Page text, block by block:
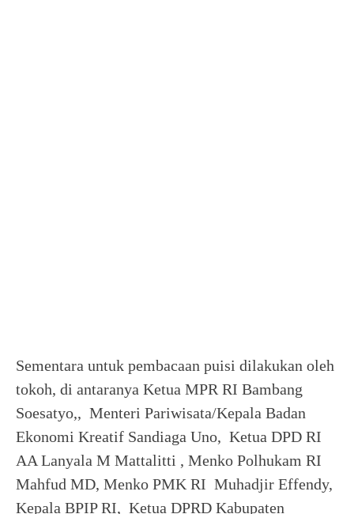
Sementara untuk pembacaan puisi dilakukan oleh
tokoh, di antaranya Ketua MPR RI Bambang
Soesatyo,, Menteri Pariwisata/Kepala Badan
Ekonomi Kreatif Sandiaga Uno, Ketua DPD RI
AA Lanyala M Mattalitti , Menko Polhukam RI
Mahfud MD, Menko PMK RI Muhadjir Effendy,
Kepala BPIP RI, Ketua DPRD Kabupaten